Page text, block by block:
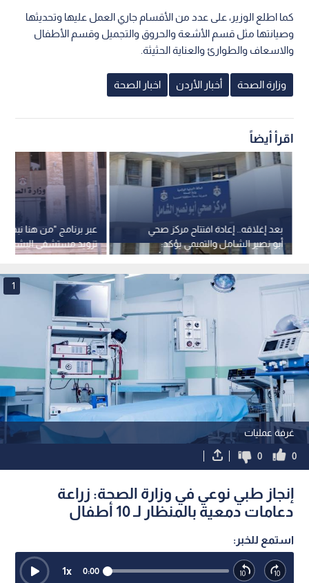
كما اطلع الوزير، على عدد من الأقسام جاري العمل عليها وتحديثها
وصيانتها مثل قسم الأشعة والحروق والتجميل وقسم الأطفال
والاسعاف والطوارئ والعناية الحثيثة.
وزارة الصحة أخبار الأردن اخبار الصحة
اقرأ أيضاً
عبر برنامج "من هنا
تزويد مستشفى البشير
جديد لإنهاء قوائم
بعد إغلاقه.. إعادة افتتاح مركز صحي
أبو نصير الشامل والتميمي يؤكد:
سيعمل على مدار الساعة خلال أيام
غرفة عمليات
1
0
0
إنجاز طبي نوعي في وزارة الصحة: زراعة
دعامات دمعية بالمنظار لـ 10 أطفال
استمع للخبر:
0:00
1x